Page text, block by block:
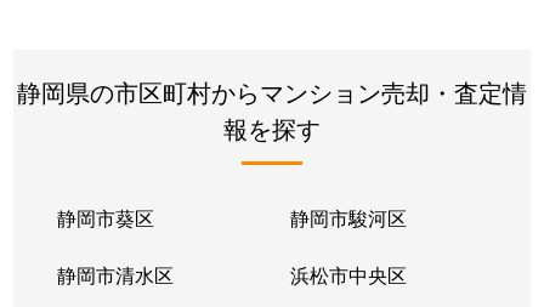
静岡県の市区町村からマンション売却・査定情
報を探す
静岡市葵区 静岡市駿河区
静岡市清水区 浜松市中央区